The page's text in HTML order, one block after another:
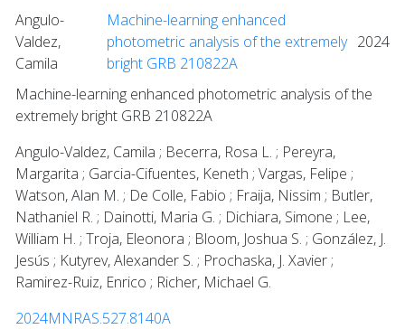
Angulo-
Valdez,
Camila
Machine-learning enhanced
photometric analysis of the extremely
bright GRB 210822A
2024
Machine-learning enhanced photometric analysis of the
extremely bright GRB 210822A
Angulo-Valdez, Camila ; Becerra, Rosa L. ; Pereyra,
Margarita ; Garcia-Cifuentes, Keneth ; Vargas, Felipe ;
Watson, Alan M. ; De Colle, Fabio ; Fraija, Nissim ; Butler,
Nathaniel R. ; Dainotti, Maria G. ; Dichiara, Simone ; Lee,
William H. ; Troja, Eleonora ; Bloom, Joshua S. ; González, J.
Jesús ; Kutyrev, Alexander S. ; Prochaska, J. Xavier ;
Ramirez-Ruiz, Enrico ; Richer, Michael G.
2024MNRAS.527.8140A